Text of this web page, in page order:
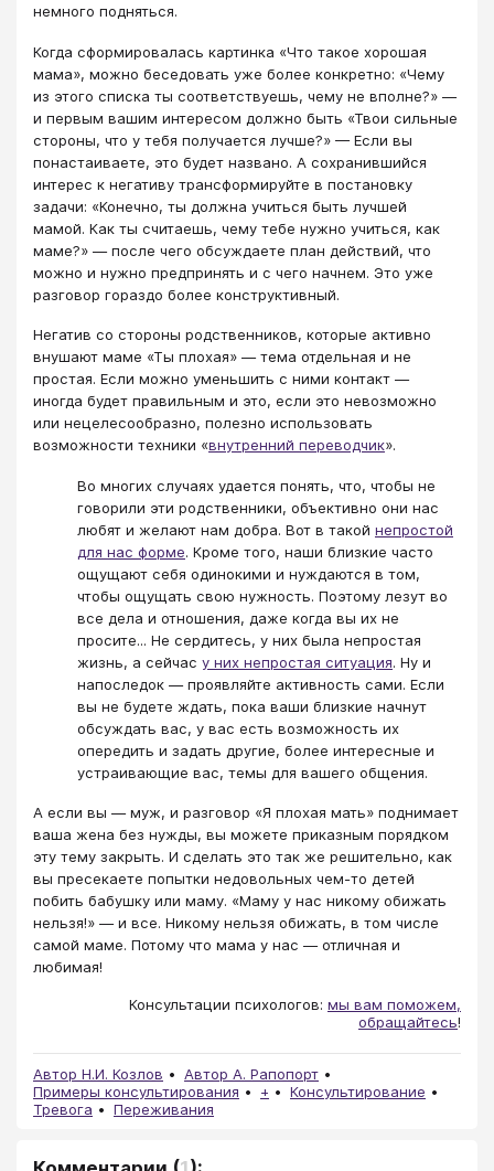
немного подняться.
Когда сформировалась картинка «Что такое хорошая
мама», можно беседовать уже более конкретно: «Чему
из этого списка ты соответствуешь, чему не вполне?» —
и первым вашим интересом должно быть «Твои сильные
стороны, что у тебя получается лучше?» — Если вы
понастаиваете, это будет названо. А сохранившийся
интерес к негативу трансформируйте в постановку
задачи: «Конечно, ты должна учиться быть лучшей
мамой. Как ты считаешь, чему тебе нужно учиться, как
маме?» — после чего обсуждаете план действий, что
можно и нужно предпринять и с чего начнем. Это уже
разговор гораздо более конструктивный.
Негатив со стороны родственников, которые активно
внушают маме «Ты плохая» — тема отдельная и не
простая. Если можно уменьшить с ними контакт —
иногда будет правильным и это, если это невозможно
или нецелесообразно, полезно использовать
возможности техники «внутренний переводчик».
Во многих случаях удается понять, что, чтобы не
говорили эти родственники, объективно они нас
любят и желают нам добра. Вот в такой непростой
для нас форме. Кроме того, наши близкие часто
ощущают себя одинокими и нуждаются в том,
чтобы ощущать свою нужность. Поэтому лезут во
все дела и отношения, даже когда вы их не
просите... Не сердитесь, у них была непростая
жизнь, а сейчас у них непростая ситуация. Ну и
напоследок — проявляйте активность сами. Если
вы не будете ждать, пока ваши близкие начнут
обсуждать вас, у вас есть возможность их
опередить и задать другие, более интересные и
устраивающие вас, темы для вашего общения.
А если вы — муж, и разговор «Я плохая мать» поднимает
ваша жена без нужды, вы можете приказным порядком
эту тему закрыть. И сделать это так же решительно, как
вы пресекаете попытки недовольных чем-то детей
побить бабушку или маму. «Маму у нас никому обижать
нельзя!» — и все. Никому нельзя обижать, в том числе
самой маме. Потому что мама у нас — отличная и
любимая!
Консультации психологов: мы вам поможем,
обращайтесь​!
Автор Н.И. Козлов
Автор А. Рапопорт
Примеры консультирования
+
Консультирование
Тревога
Переживания